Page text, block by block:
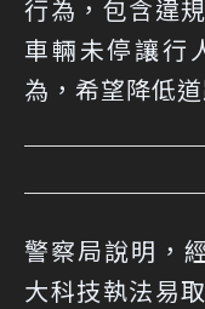
行為，包含違
車輛未停讓行
為，希望降低
警察局說明，
大科技執法易